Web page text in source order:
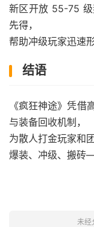
新区开放 55-75
先得，
帮助冲级玩家迅速
结语
《疯狂神途》凭借
与装备回收机制，
为散人打金玩家和
爆装、冲级、搬砖
未经